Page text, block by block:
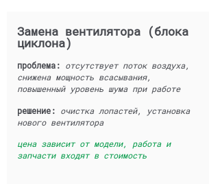
Замена вентилятора (блока
циклона)
проблема: отсутствует поток воздуха,
снижена мощность всасывания,
повышенный уровень шума при работе
решение: очистка лопастей, установка
нового вентилятора
цена зависит от модели, работа и
запчасти входят в стоимость